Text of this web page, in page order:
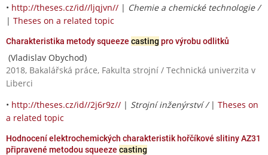
• http://theses.cz/id//ljqjvn// | Chemie a chemické technologie /
| Theses on a related topic
Charakteristika metody squeeze casting pro výrobu odlitků
(Vladislav Obychod)
2018, Bakalářská práce, Fakulta strojní / Technická univerzita v
Liberci
• http://theses.cz/id//2j6r9z// | Strojní inženýrství / | Theses on
a related topic
Hodnocení elektrochemických charakteristik hořčíkové slitiny AZ31
připravené metodou squeeze casting